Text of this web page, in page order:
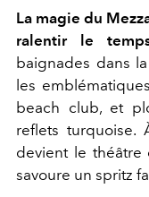
La magie du
ralentir le
baignades dans
les
beach club, et
reflets turquoise.
devient le théâtre
savoure un spritz